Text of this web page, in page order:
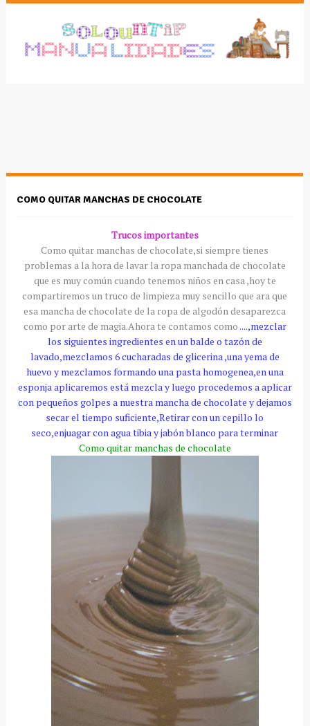
COMO QUITAR MANCHAS DE CHOCOLATE
Trucos importantes
Como quitar manchas de chocolate,si siempre tienes
problemas a la hora de lavar la ropa manchada de chocolate
que es muy común cuando tenemos niños en casa ,hoy te
compartiremos un truco de limpieza muy sencillo que ara que
esa mancha de chocolate de la ropa de algodón desaparezca
como por arte de magia.Ahora te contamos como....,mezclar
los siguientes ingredientes en un balde o tazón de
lavado,mezclamos 6 cucharadas de glicerina ,una yema de
huevo y mezclamos formando una pasta homogenea,en una
esponja aplicaremos está mezcla y luego procedemos a aplicar
con pequeños golpes a nuestra mancha de chocolate y dejamos
secar el tiempo suficiente,Retirar con un cepillo lo
seco,enjuagar con agua tibia y jabón blanco para terminar
Como quitar manchas de chocolate